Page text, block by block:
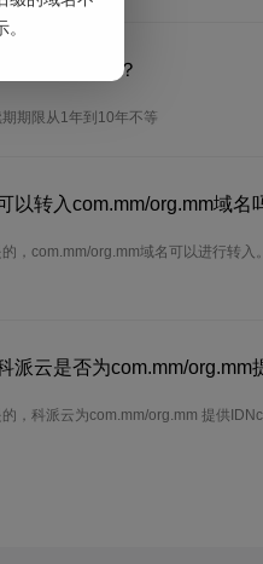
期期限是多长？
期限从1年到10年不等
以转入com.mm/org.mm域名
的，com.mm/org.mm域名可以进行转
派云是否为com.mm/org.mm
的，科派云为com.mm/org.mm 提供